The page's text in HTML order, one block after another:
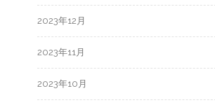
2023年12月
2023年11月
2023年10月